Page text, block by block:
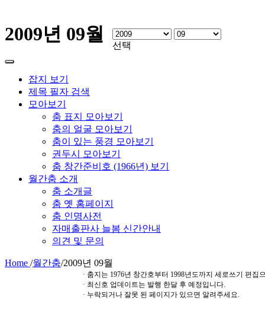
2009년 09월
선택
잡지 보기
제목 필자 검색
모아보기
춤 표지 모아보기
춤의 얼굴 모아보기
춤이 있는 풍경 모아보기
권두시 모아보기
춤 창간준비호 (1966년) 보기
월간춤 소개
춤 소개글
춤 옛 홈페이지
춤 인명사전
자매출판사 늘봄 신간안내
의견 및 문의
Home /월간춤/2009년 09월
· 춤지는 1976년 창간호부터 1998년도까지 세로쓰기 편집
· 최신호 업데이트는 발행 한달 후 예정입니다.
· 누락되거나 잘못 된 페이지가 있으면 알려주세요.